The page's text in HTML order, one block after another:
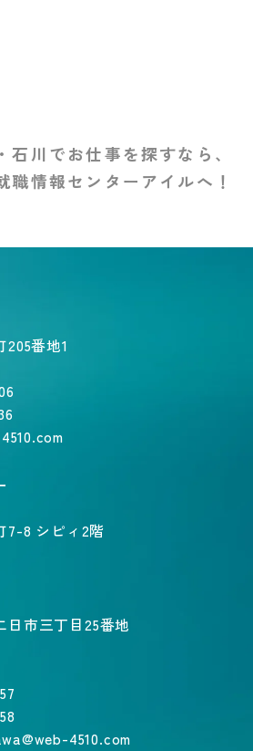
石川でお仕事を探すなら、
職情報センターアイルへ！
番地1
7-8 シピィ2階
日市三丁目25番地
4510.com